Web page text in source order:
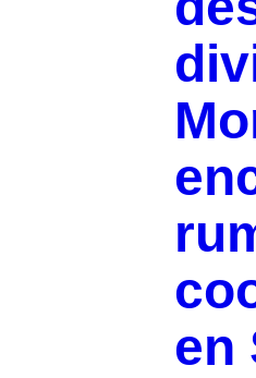
en